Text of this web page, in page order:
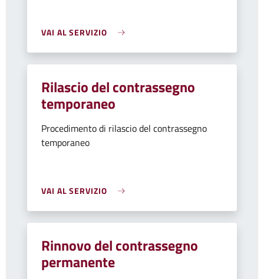
VAI AL SERVIZIO
Rilascio del contrassegno
temporaneo
Procedimento di rilascio del contrassegno
temporaneo
VAI AL SERVIZIO
Rinnovo del contrassegno
permanente